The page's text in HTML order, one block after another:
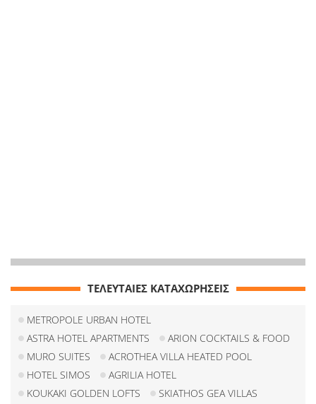
ΤΕΛΕΥΤΑΙΕΣ ΚΑΤΑΧΩΡΗΣΕΙΣ
METROPOLE URBAN HOTEL
ASTRA HOTEL APARTMENTS
ARION COCKTAILS & FOOD
MURO SUITES
ACROTHEA VILLA HEATED POOL
HOTEL SIMOS
AGRILIA HOTEL
KOUKAKI GOLDEN LOFTS
SKIATHOS GEA VILLAS